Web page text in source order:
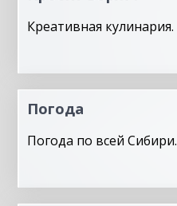
Креативная кулинария.
Погода
Погода по всей Сибири.